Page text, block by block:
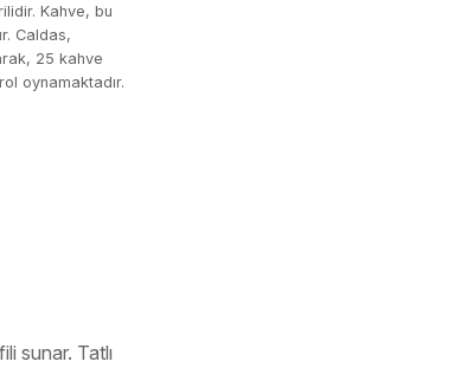
Kahve, bu
Caldas,
25 kahve
oynamaktadır.
sunar. Tatlı